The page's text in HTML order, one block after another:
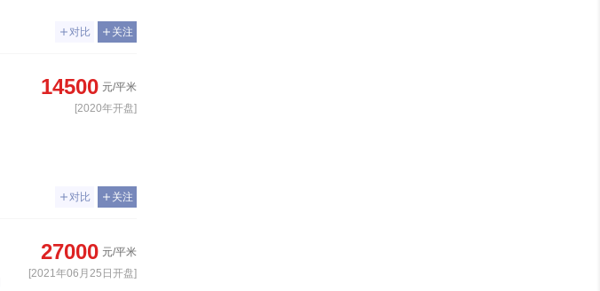
对比 关注
14500 元/平米
[2020年开盘]
对比 关注
27000 元/平米
[2021年06月25日开盘]